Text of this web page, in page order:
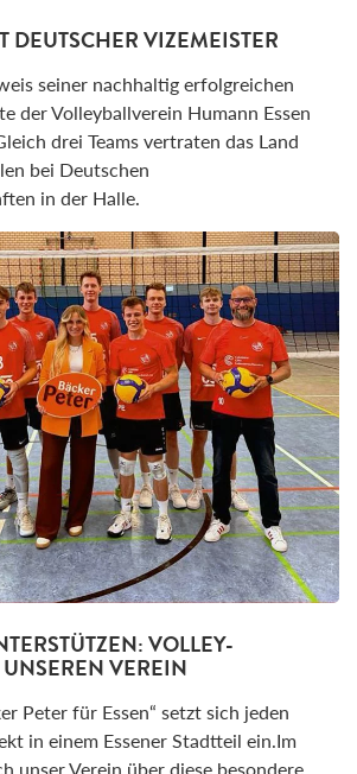
VIZEMEISTER
seiner nachhaltig erfolgreichen
der Volleyballverein Humann Essen
drei Teams vertraten das Land
bei Deutschen
in der Halle.
VOLLEY-
VEREIN
Peter für Essen“ setzt sich jeden
in einem Essener Stadtteil ein.Im